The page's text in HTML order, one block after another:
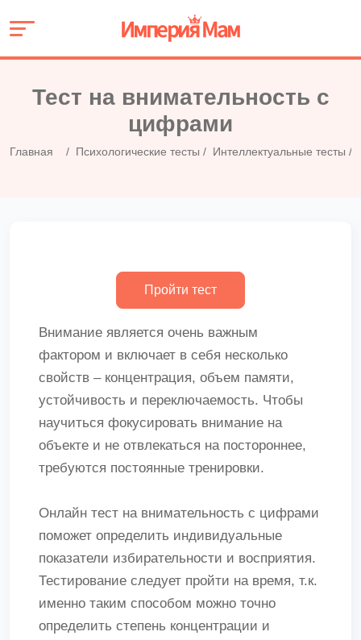
Тест на внимательность с
цифрами
Главная Психологические тесты Интеллектуальные тесты
Внимание является очень важным
фактором и включает в себя несколько
свойств – концентрация, объем памяти,
устойчивость и переключаемость. Чтобы
научиться фокусировать внимание на
объекте и не отвлекаться на постороннее,
требуются постоянные тренировки.
Онлайн тест на внимательность с цифрами
поможет определить индивидуальные
показатели избирательности и восприятия.
Тестирование следует пройти на время, т.к.
именно таким способом можно точно
определить степень концентрации и